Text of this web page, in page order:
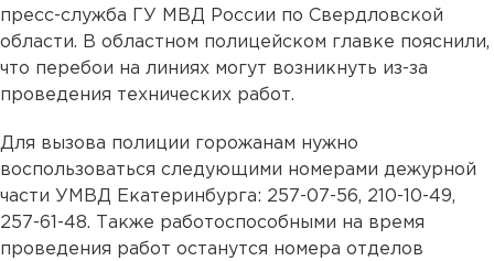
пресс-служба ГУ МВД России по Свердловской
области. В областном полицейском главке пояснили,
что перебои на линиях могут возникнуть из-за
проведения технических работ.
Для вызова полиции горожанам нужно
воспользоваться следующими номерами дежурной
части УМВД Екатеринбурга: 257-07-56, 210-10-49,
257-61-48. Также работоспособными на время
проведения работ останутся номера отделов